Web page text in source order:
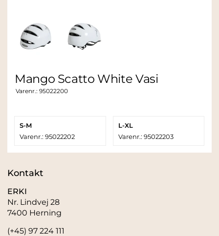
Mango Scatto White Vasi
Varenr.: 95022200
S-M
Varenr.: 95022202
L-XL
Varenr.: 95022203
Kontakt
ERKI
Nr. Lindvej 28
7400 Herning
(+45) 97 224 111